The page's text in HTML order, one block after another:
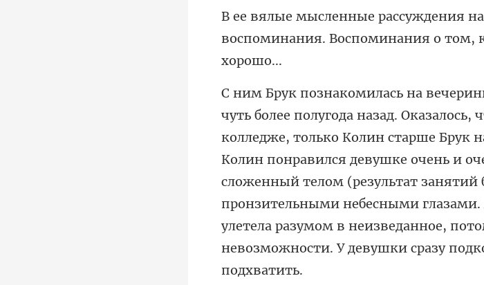
воспоминания. Воспоминания о то
Колин понравился девушке очень и
сложенный телом (результат занятий
пронзительными небесными глазами.